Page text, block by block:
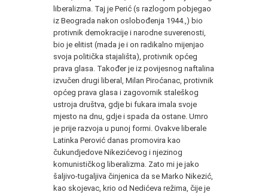
liberalizma. Taj je Perić (s razlogom pobjegao
iz Beograda nakon oslobođenja 1944.,) bio
protivnik demokracije i narodne suverenosti,
bio je elitist (mada je i on radikalno mijenjao
svoja politička stajališta), protivnik općeg
prava glasa. Također je iz povijesnog naftalina
izvučen drugi liberal, Milan Piroćanac, protivnik
općeg prava glasa i zagovornik staleškog
ustroja društva, gdje bi fukara imala svoje
mjesto na dnu, gdje i spada da ostane. Umro
je prije razvoja u punoj formi. Ovakve liberale
Latinka Perović danas promovira kao
čukundjedove Nikezićevog i njezinog
komunističkog liberalizma. Zato mi je jako
šaljivo-tugaljiva činjenica da se Marko Nikezić,
kao skojevac, krio od Nedićeva režima, čije je